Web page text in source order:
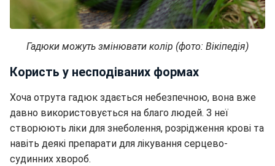
Гадюки можуть змінювати колір (фото: Вікіпедія)
Користь у несподіваних формах
Хоча отрута гадюк здається небезпечною, вона вже
давно використовується на благо людей. З неї
створюють ліки для знеболення, розрідження крові та
навіть деякі препарати для лікування серцево-
судинних хвороб.